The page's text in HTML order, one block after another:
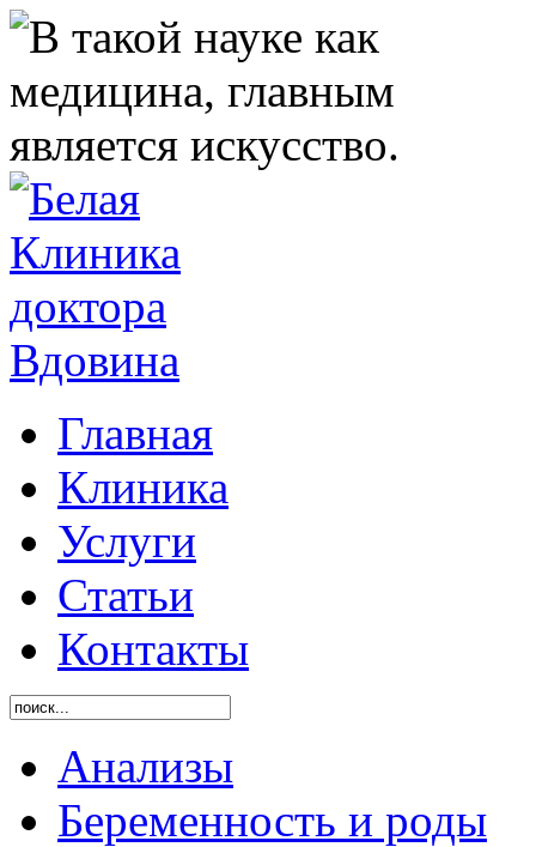
Главная
Клиника
Услуги
Статьи
Контакты
Анализы
Беременность и роды